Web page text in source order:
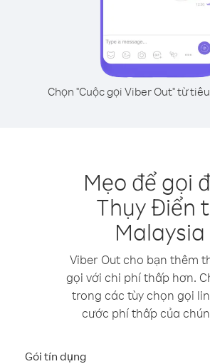
Chọn "Cuộc gọi Viber Out" từ
Mẹo để gọi
Thụy Điển
Malaysia
Viber Out cho bạn thêm
gọi với chi phí thấp hơn.
trong các tùy chọn gọi
cước phí thấp của
Gói tín dụng